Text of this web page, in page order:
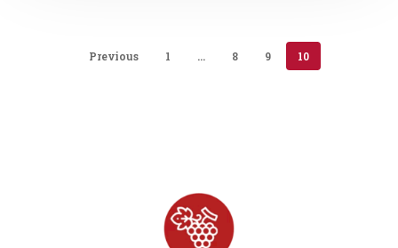
Previous 1 … 8 9 10